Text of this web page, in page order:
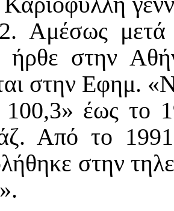
Αμέσως
ήρθε στην
στην Εφημ.
έως το
Από το
στην